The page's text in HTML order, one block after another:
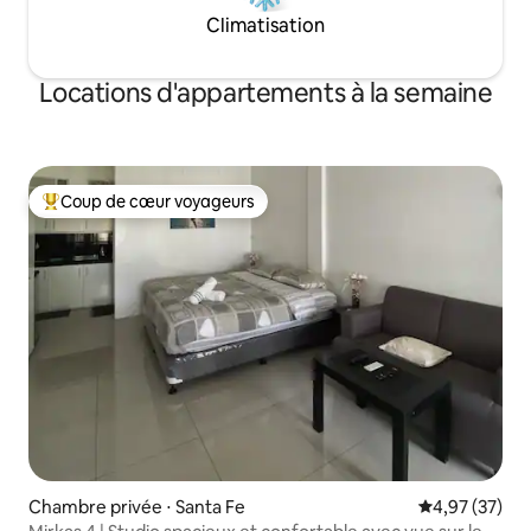
Climatisation
Locations d'appartements à la semaine
Coups de cœur voyageurs les plus appréciés
Coup de cœur voyageurs
Chambre privée ⋅ Santa Fe Évaluation
4,97 (37)